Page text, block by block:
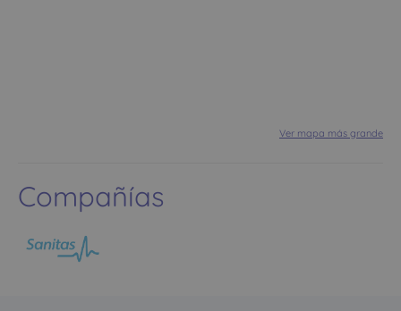
Ver mapa más grande
Compañías